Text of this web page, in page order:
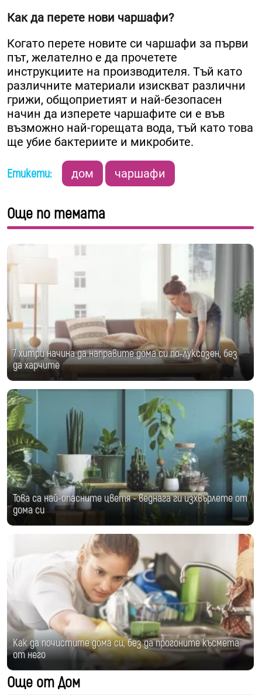
Как да перете нови чаршафи?
Когато перете новите си чаршафи за първи
път, желателно е да прочетете
инструкциите на производителя. Тъй като
различните материали изискват различни
грижи, общоприетият и най-безопасен
начин да изперете чаршафите си е във
възможно най-горещата вода, тъй като това
ще убие бактериите и микробите.
Етикети: дом чаршафи
Още по темата
7 хитри начина да направите дома си по-луксозен, без
да харчите
Това са най-опасните цветя - веднага ги изхвърлете от
дома си
Как да почистите дома си, без да прогоните късмета
от него
Още от Дом